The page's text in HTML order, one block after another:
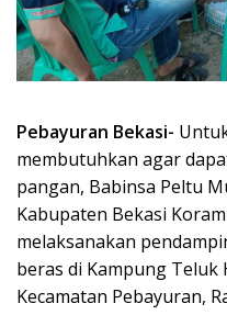
Pebayuran Bekasi-
membutuhkan agar
pangan, Babinsa Peltu
Kabupaten Bekasi
melaksanakan
beras di Kampung Teluk
Kecamatan Pebayuran,